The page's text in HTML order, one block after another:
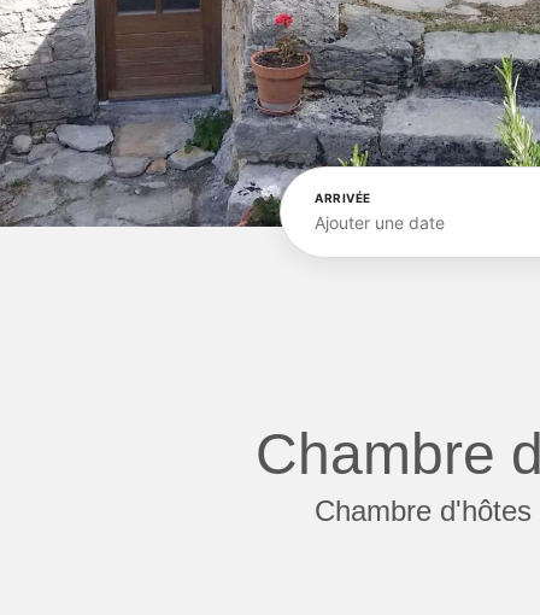
ARRIVÉE
Ajouter une date
Chambre
Chambre